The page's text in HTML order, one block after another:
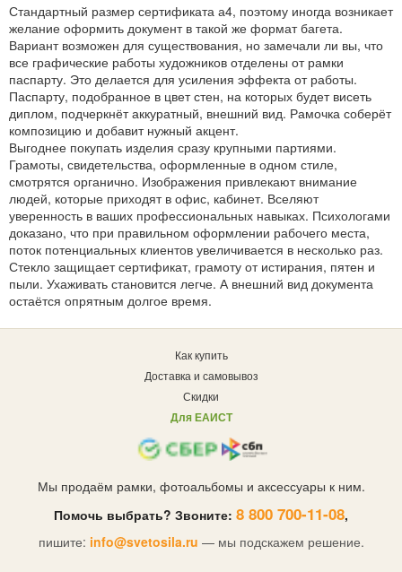
Стандартный размер сертификата а4, поэтому иногда возникает
желание оформить документ в такой же формат багета.
Вариант возможен для существования, но замечали ли вы, что
все графические работы художников отделены от рамки
паспарту. Это делается для усиления эффекта от работы.
Паспарту, подобранное в цвет стен, на которых будет висеть
диплом, подчеркнёт аккуратный, внешний вид. Рамочка соберёт
композицию и добавит нужный акцент.
Выгоднее покупать изделия сразу крупными партиями.
Грамоты, свидетельства, оформленные в одном стиле,
смотрятся органично. Изображения привлекают внимание
людей, которые приходят в офис, кабинет. Вселяют
уверенность в ваших профессиональных навыках. Психологами
доказано, что при правильном оформлении рабочего места,
поток потенциальных клиентов увеличивается в несколько раз.
Стекло защищает сертификат, грамоту от истирания, пятен и
пыли. Ухаживать становится легче. А внешний вид документа
остаётся опрятным долгое время.
Как купить
Доставка и самовывоз
Скидки
Для ЕАИСТ
Мы продаём рамки, фотоальбомы и аксессуары к ним.
Помочь выбрать? Звоните: 8 800 700-11-08,
пишите: info@svetosila.ru — мы подскажем решение.